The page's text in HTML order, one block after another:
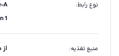
نوع رابط:
1
منبع تغذیه: